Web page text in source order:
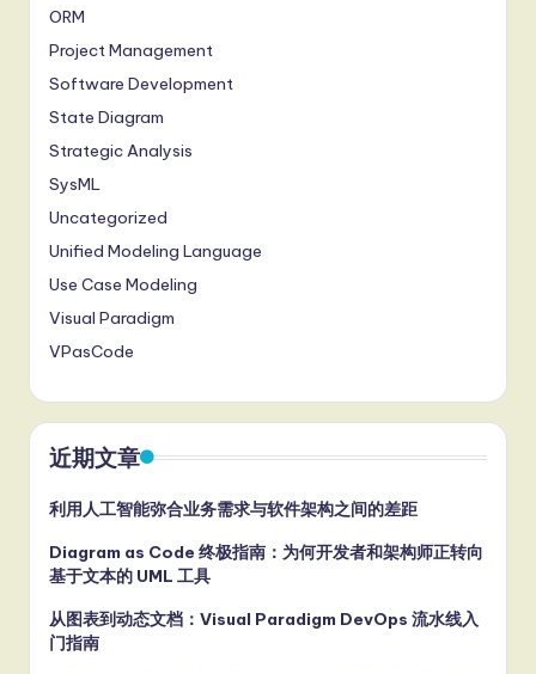
ORM
Project Management
Software Development
State Diagram
Strategic Analysis
SysML
Uncategorized
Unified Modeling Language
Use Case Modeling
Visual Paradigm
VPasCode
近期文章
利用人工智能弥合业务需求与软件架构之间的差距
Diagram as Code 终极指南：为何开发者和架构师正转向
基于文本的 UML 工具
从图表到动态文档：Visual Paradigm DevOps 流水线入
门指南